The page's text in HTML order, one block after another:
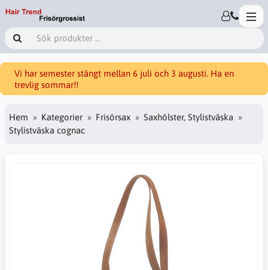
Vi har semester stängt mellan 6 juli och 3 augusti. Ha en
trevlig sommar!!
Hem Kategorier Frisörsax
Saxhölster, Stylistväska
Stylistväska cognac